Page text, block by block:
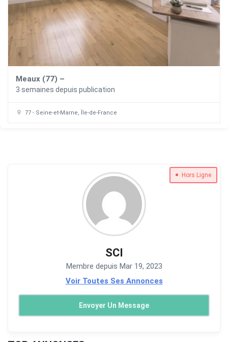
Meaux (77) –
3 semaines depuis publication
77 - Seine-et-Marne, Île-de-France
Hors Ligne
SCI
Membre depuis Mar 19, 2023
Voir Toutes Ses Annonces
Envoyer Un Message